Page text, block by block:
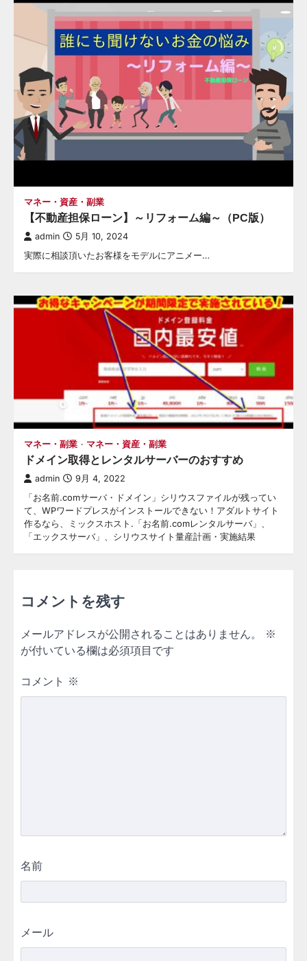
マネー・資産・副業
【不動産担保ローン】～リフォーム編～（PC版）
admin 5月 10, 2024
実際に相談頂いたお客様をモデルにアニメー…
マネー・副業 マネー・資産・副業
ドメイン取得とレンタルサーバーのおすすめ
admin 9月 4, 2022
「お名前.comサーバ・ドメイン」シリウスファイルが残ってい
て、WPワードプレスがインストールできない！アダルトサイト
作るなら、ミックスホスト.「お名前.comレンタルサーバ」、
「エックスサーバ」、シリウスサイト量産計画・実施結果
コメントを残す
メールアドレスが公開されることはありません。
※
が付いている欄は必須項目です
コメント ※
名前
メール